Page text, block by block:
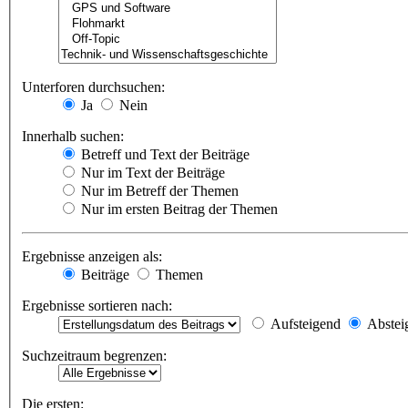
Unterforen durchsuchen:
Ja
Nein
Innerhalb suchen:
Betreff und Text der Beiträge
Nur im Text der Beiträge
Nur im Betreff der Themen
Nur im ersten Beitrag der Themen
Ergebnisse anzeigen als:
Beiträge
Themen
Ergebnisse sortieren nach:
Aufsteigend
Suchzeitraum begrenzen:
Die ersten: